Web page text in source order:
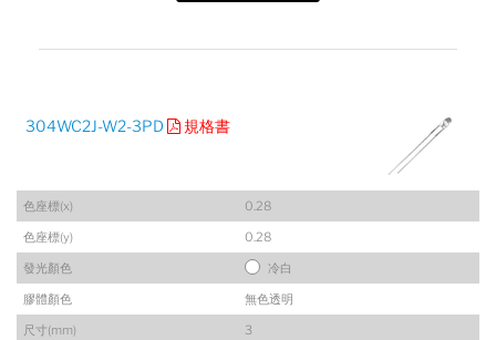
304WC2J-W2-3PD 規格書
色座標(x)
0.28
色座標(y)
0.28
發光顏色
冷白
膠體顏色
無色透明
尺寸(mm)
3